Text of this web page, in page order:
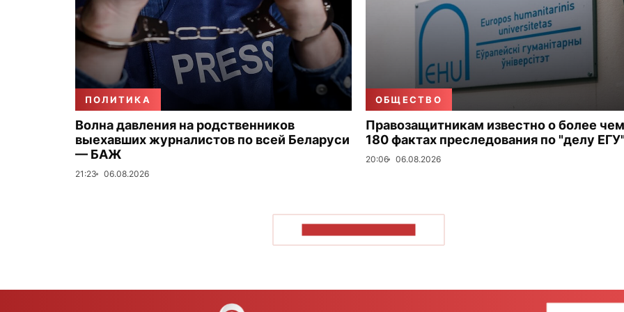
ПОЛИТИКА
Волна давления на родственников
выехавших журналистов по всей Беларуси
— БАЖ
21:23 06.08.2026
ОБЩЕСТВО
Правозащитникам известно о более чем
180 фактах преследования по "делу
20:06 06.08.2026